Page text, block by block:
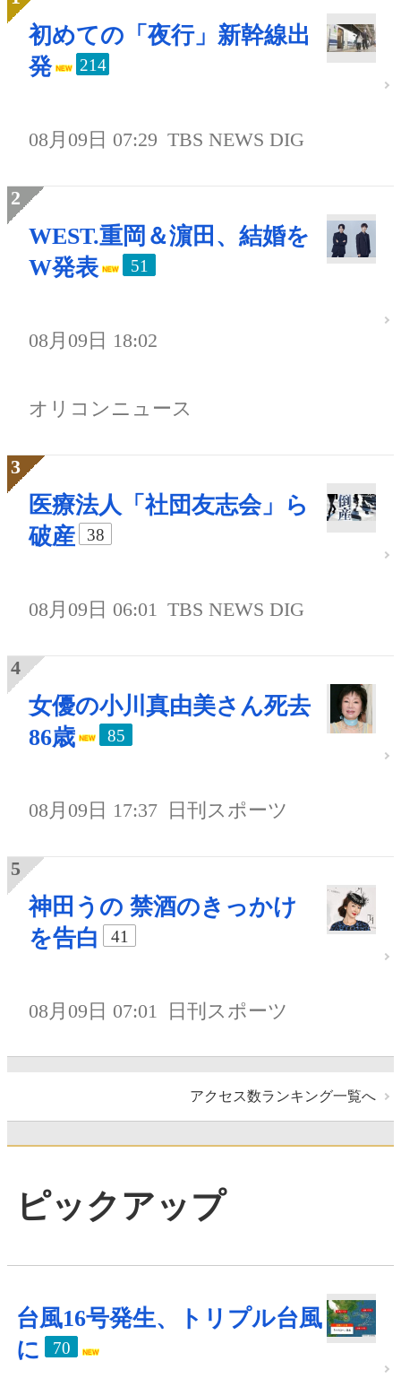
初めての「夜行」新幹線出
発
214
08月09日 07:29 TBS NEWS DIG
WEST.重岡＆濵田、結婚を
W発表
51
08月09日 18:02
オリコンニュース
医療法人「社団友志会」ら
破産
38
08月09日 06:01 TBS NEWS DIG
女優の小川真由美さん死去
86歳
85
08月09日 17:37 日刊スポーツ
神田うの 禁酒のきっかけ
を告白
41
08月09日 07:01 日刊スポーツ
アクセス数ランキング一覧へ
ピックアップ
台風16号発生、トリプル台風
に
70